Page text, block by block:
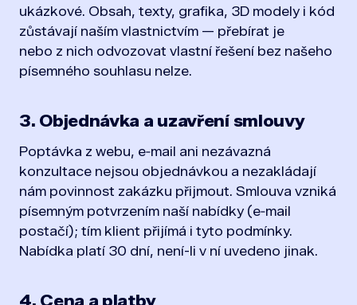
ukázkové. Obsah, texty, grafika, 3D modely i kód
zůstávají naším vlastnictvím — přebírat je
nebo z nich odvozovat vlastní řešení bez našeho
písemného souhlasu nelze.
3. Objednávka a uzavření smlouvy
Poptávka z webu, e‑mail ani nezávazná
konzultace nejsou objednávkou a nezakládají
nám povinnost zakázku přijmout. Smlouva vzniká
písemným potvrzením naší nabídky (e‑mail
postačí); tím klient přijímá i tyto podmínky.
Nabídka platí 30 dní, není-li v ní uvedeno jinak.
4. Cena a platby